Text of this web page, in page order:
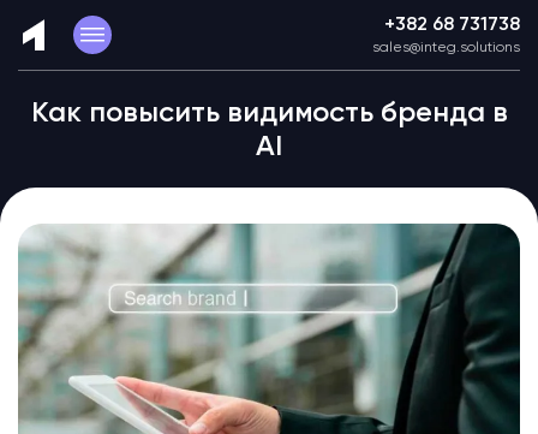
+382 68 731738
sales@integ.solutions
Как повысить видимость бренда в
AI